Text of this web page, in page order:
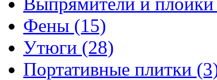
Фены (15)
Утюги (28)
Портативные плитки